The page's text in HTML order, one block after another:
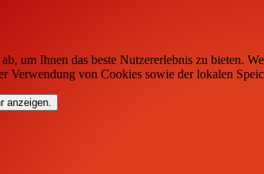
um Ihnen das beste Nutzererlebnis zu bieten.
Verwendung von Cookies sowie der lokalen
anzeigen.